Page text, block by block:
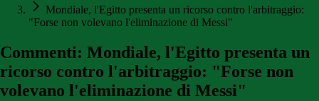
Mondiale, l'Egitto presenta un ricorso contro l'arbitraggio:
"Forse non volevano l'eliminazione di Messi"
Commenti: Mondiale, l'Egitto presenta un
ricorso contro l'arbitraggio: "Forse non
volevano l'eliminazione di Messi"